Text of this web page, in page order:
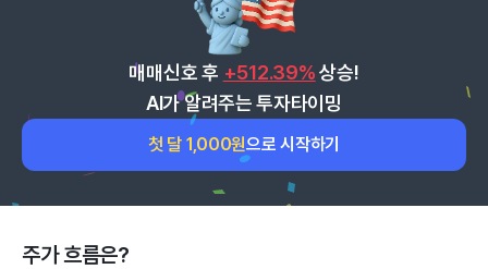
매매신호 후 +512.39% 상승!
AI가 알려주는 투자타이밍
첫 달 1,000원으로 시작하기
주가 흐름은?